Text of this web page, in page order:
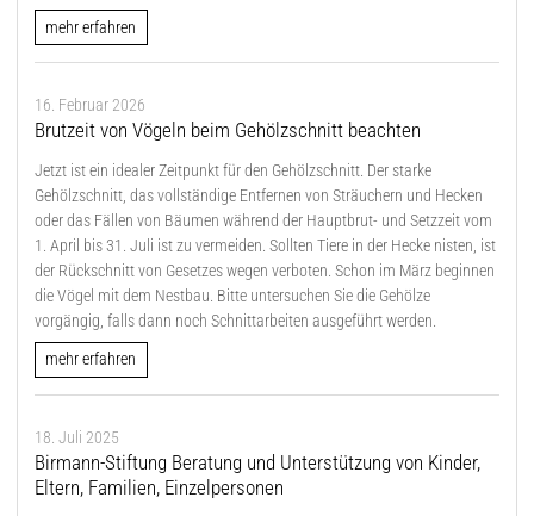
mehr erfahren
16. Februar 2026
Brutzeit von Vögeln beim Gehölzschnitt beachten
Jetzt ist ein idealer Zeitpunkt für den Gehölzschnitt. Der starke
Gehölzschnitt, das vollständige Entfernen von Sträuchern und Hecken
oder das Fällen von Bäumen während der Hauptbrut- und Setzzeit vom
1. April bis 31. Juli ist zu vermeiden. Sollten Tiere in der Hecke nisten, ist
der Rückschnitt von Gesetzes wegen verboten. Schon im März beginnen
die Vögel mit dem Nestbau. Bitte untersuchen Sie die Gehölze
vorgängig, falls dann noch Schnittarbeiten ausgeführt werden.
mehr erfahren
18. Juli 2025
Birmann-Stiftung Beratung und Unterstützung von Kinder,
Eltern, Familien, Einzelpersonen